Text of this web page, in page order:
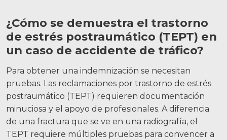
¿Cómo se demuestra el trastorno
de estrés postraumático (TEPT) en
un caso de accidente de tráfico?
Para obtener una indemnización se necesitan
pruebas. Las reclamaciones por trastorno de estrés
postraumático (TEPT) requieren documentación
minuciosa y el apoyo de profesionales. A diferencia
de una fractura que se ve en una radiografía, el
TEPT requiere múltiples pruebas para convencer a